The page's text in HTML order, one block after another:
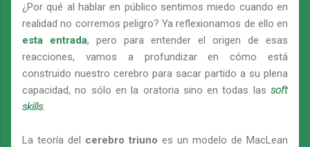
¿Por qué al hablar en público sentimos miedo cuando en
realidad no corremos peligro? Ya reflexionamos de ello en
esta entrada, pero para entender el origen de esas
reacciones, vamos a profundizar en cómo está
construido nuestro cerebro para sacar partido a su plena
capacidad, no sólo en la oratoria sino en todas las soft
skills.
La teoría del cerebro triuno es un modelo de MacLean